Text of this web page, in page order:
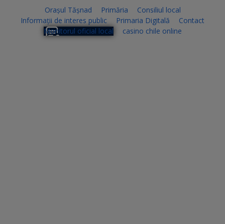
Orașul Tășnad Primăria
Consiliul local
Informații de interes public
Primaria Digitală
Contact
Monitorul oficial local
casino chile online